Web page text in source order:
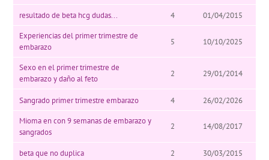
resultado de beta hcg dudas... 4
01/04/2015
Experiencias del primer trimestre de
embarazo
5 10/10/2025
Sexo en el primer trimestre de
embarazo y daño al feto
2 29/01/2014
Sangrado primer trimestre embarazo 4
26/02/2026
Mioma en con 9 semanas de embarazo y
sangrados
2 14/08/2017
beta que no duplica 2 30/03/2015